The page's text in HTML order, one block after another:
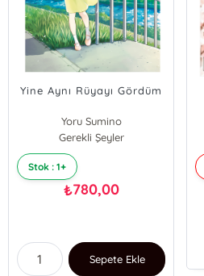
Yine Aynı Rüyayı Gördüm
Yoru Sumino
Gerekli Şeyler
Stok : 1+
₺780,00
Sepete Ekle